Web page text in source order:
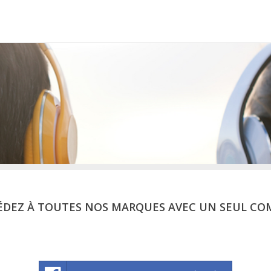
À TOUTES NOS MARQUES AVEC UN SEUL